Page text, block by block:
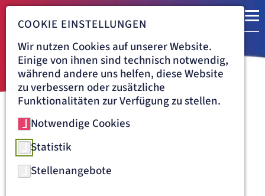
Navigationspfad
KRANKENHAUS TABEA HAMBURG KARRIERE
WEITERBILDUNGSERMÄCHTIGUNGEN
Facharztausbildungen &
Weiterbildungen im
COOKIE EINSTELLUNGEN
Wir nutzen Cookies auf unserer Website.
Einige von ihnen sind technisch notwendig,
während andere uns helfen, diese Website
zu verbessern oder zusätzliche
Funktionalitäten zur Verfügung zu stellen.
Notwendige Cookies
Statistik
Stellenangebote